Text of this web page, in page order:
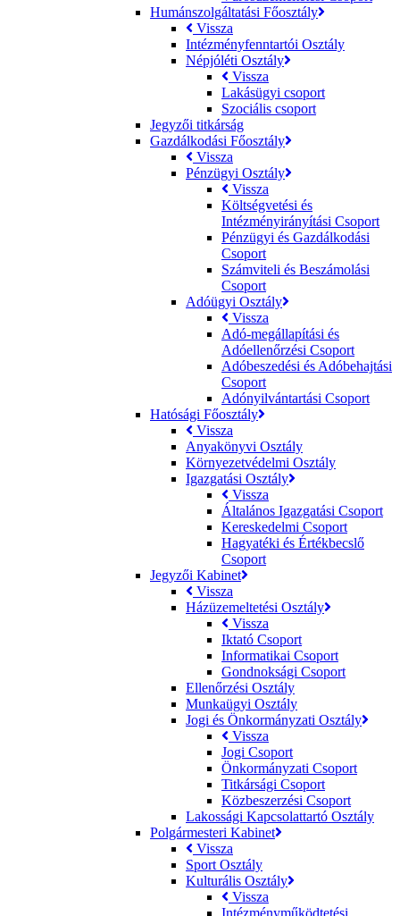
Humánszolgáltatási Főosztály
Vissza
Intézményfenntartói Osztály
Népjóléti Osztály
Vissza
Lakásügyi csoport
Szociális csoport
Jegyzői titkárság
Gazdálkodási Főosztály
Vissza
Pénzügyi Osztály
Vissza
Költségvetési és
Intézményirányítási Csoport
Pénzügyi és Gazdálkodási
Csoport
Számviteli és Beszámolási
Csoport
Adóügyi Osztály
Vissza
Adó-megállapítási és
Adóellenőrzési Csoport
Adóbeszedési és Adóbehajtási
Csoport
Adónyilvántartási Csoport
Hatósági Főosztály
Vissza
Anyakönyvi Osztály
Környezetvédelmi Osztály
Igazgatási Osztály
Vissza
Általános Igazgatási Csoport
Kereskedelmi Csoport
Hagyatéki és Értékbecslő
Csoport
Jegyzői Kabinet
Vissza
Házüzemeltetési Osztály
Vissza
Iktató Csoport
Informatikai Csoport
Gondnoksági Csoport
Ellenőrzési Osztály
Munkaügyi Osztály
Jogi és Önkormányzati Osztály
Vissza
Jogi Csoport
Önkormányzati Csoport
Titkársági Csoport
Közbeszerzési Csoport
Lakossági Kapcsolattartó Osztály
Polgármesteri Kabinet
Vissza
Sport Osztály
Kulturális Osztály
Vissza
Intézményműködtetési